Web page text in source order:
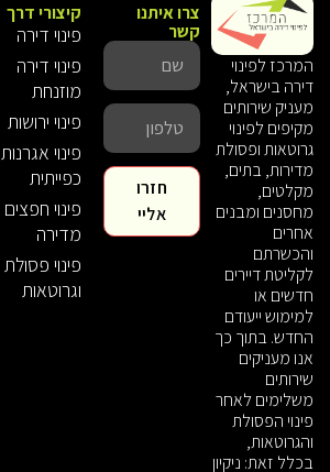
המרכז לפינוי
דירה בישראל,
מעניק שירותים
מקיפים לפינוי
גרוטאות ופסולת
מדירות, בתים,
מקלטים,
מחסנים ומבנים
אחרים
והכשרתם
לקליטת דיירים
חדשים או
למימוש ייעודם
החדש. בתוך כך
אנו מעניקים
שירותים
משלימים לאחר
פינוי הפסולת
והגרוטאות,
בכלל זאת: ניקיון
קיצורי דרך
פינוי דירה
פינוי דירה
מוזנחת
פינוי ירושות
פינוי אגרנות
כפייתית
פינוי חפצים
מדירה
פינוי פסולת
וגרוטאות
צרו איתנו
קשר
חזרו
אליי